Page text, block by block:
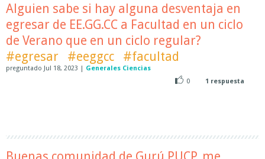
Alguien sabe si hay alguna desventaja en
egresar de EE.GG.CC a Facultad en un ciclo
de Verano que en un ciclo regular?
#egresar
#eeggcc #facultad
preguntado Jul 18, 2023 | Generales Ciencias
0
1 respuesta